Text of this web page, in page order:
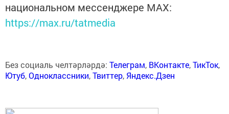
национальном мессенджере MАХ:
https://max.ru/tatmedia
Без социаль челтәрләрдә: Телеграм, ВКонтакте,ТикТок,
Ютуб,Одноклассники,Твиттер, Яндекс.Дзен